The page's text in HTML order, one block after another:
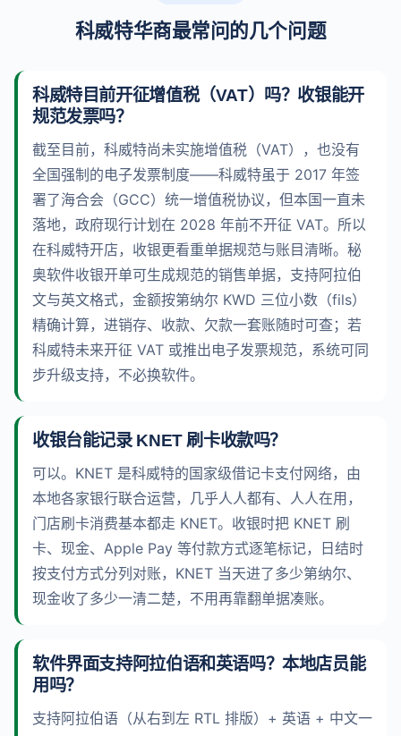
科威特华商最常问的几个问题
科威特目前开征增值税（VAT）吗？收银能开
规范发票吗？
截至目前，科威特尚未实施增值税（VAT），也没有
全国强制的电子发票制度——科威特虽于 2017 年签
署了海合会（GCC）统一增值税协议，但本国一直未
落地，政府现行计划在 2028 年前不开征 VAT。所以
在科威特开店，收银更看重单据规范与账目清晰。秘
奥软件收银开单可生成规范的销售单据，支持阿拉伯
文与英文格式，金额按第纳尔 KWD 三位小数（fils）
精确计算，进销存、收款、欠款一套账随时可查；若
科威特未来开征 VAT 或推出电子发票规范，系统可同
步升级支持，不必换软件。
收银台能记录 KNET 刷卡收款吗？
可以。KNET 是科威特的国家级借记卡支付网络，由
本地各家银行联合运营，几乎人人都有、人人在用，
门店刷卡消费基本都走 KNET。收银时把 KNET 刷
卡、现金、Apple Pay 等付款方式逐笔标记，日结时
按支付方式分列对账，KNET 当天进了多少第纳尔、
现金收了多少一清二楚，不用再靠翻单据凑账。
软件界面支持阿拉伯语和英语吗？本地店员能
用吗？
支持阿拉伯语（从右到左 RTL 排版）+ 英语 + 中文一